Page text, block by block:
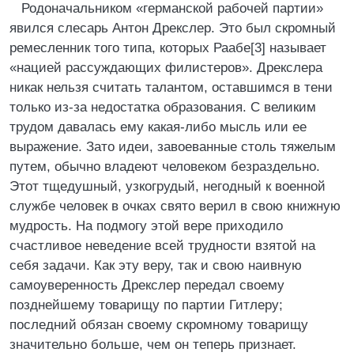
Родоначальником «германской рабочей партии»
явился слесарь Антон Дрекслер. Это был скромный
ремесленник того типа, которых Раабе[3] называет
«нацией рассуждающих филистеров». Дрекслера
никак нельзя считать талантом, оставшимся в тени
только из-за недостатка образования. С великим
трудом давалась ему какая-либо мысль или ее
выражение. Зато идеи, завоеванные столь тяжелым
путем, обычно владеют человеком безраздельно.
Этот тщедушный, узкогрудый, негодный к военной
службе человек в очках свято верил в свою книжную
мудрость. На подмогу этой вере приходило
счастливое неведение всей трудности взятой на
себя задачи. Как эту веру, так и свою наивную
самоуверенность Дрекслер передал своему
позднейшему товарищу по партии Гитлеру;
последний обязан своему скромному товарищу
значительно больше, чем он теперь признает.